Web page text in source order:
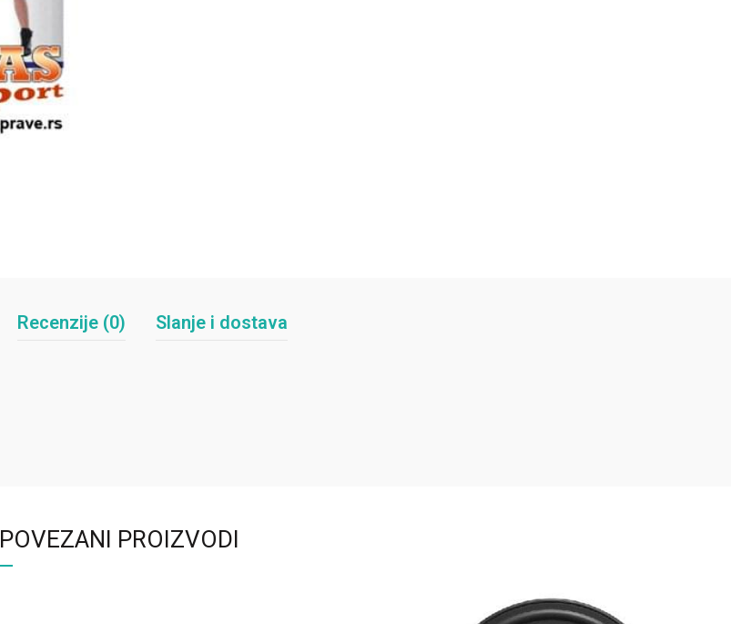
Recenzije (0) Slanje i dostava
POVEZANI PROIZVODI